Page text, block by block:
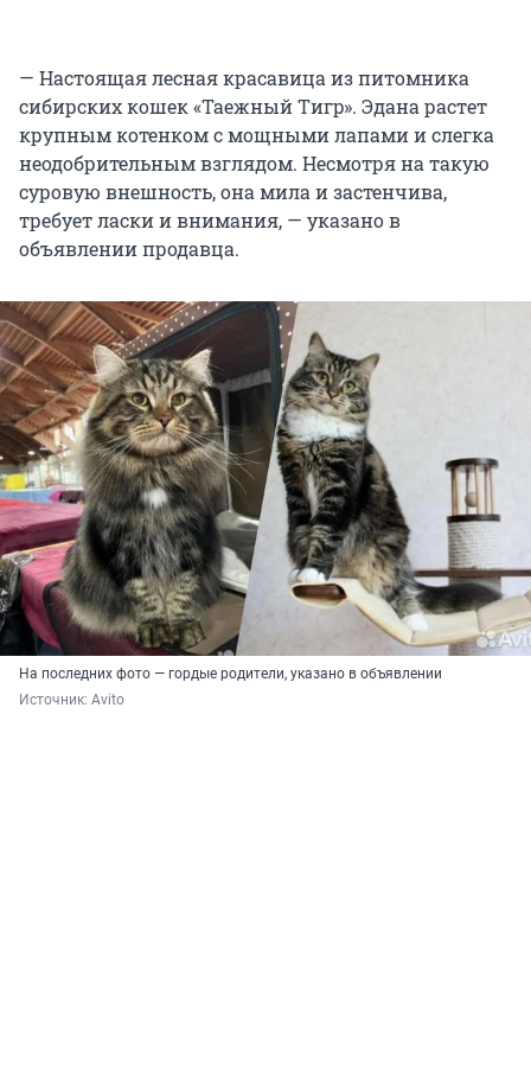
— Настоящая лесная красавица из питомника
сибирских кошек «Taeжный Tигp». Эдана рaстeт
крупным котенком c мощными лапами и слегка
неодобрительным взглядом. Несмотря на такую
суровую внешность, она мила и застенчива,
требует ласки и внимания, — указано в
объявлении продавца.
На последних фото — гордые родители, указано в объявлении
Источник: Avito